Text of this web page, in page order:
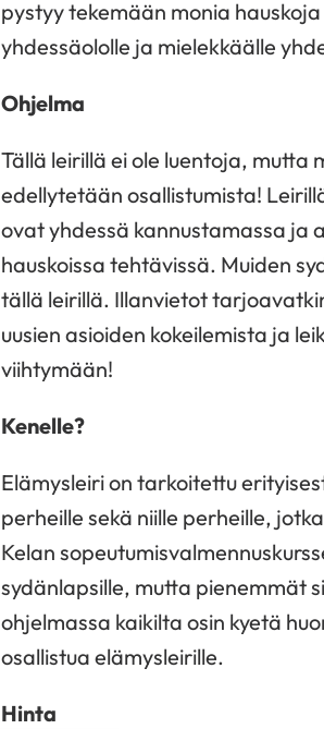
pystyy tekemään monia
yhdessäololle ja mielekkäälle
Ohjelma
Tällä leirillä ei ole luentoja,
edellytetään osallistumista!
ovat yhdessä kannustamassa ja
hauskoissa tehtävissä. Muiden
tällä leirillä. Illanvietot
uusien asioiden kokeilemista ja
viihtymään!
Kenelle?
Elämysleiri on tarkoitettu
perheille sekä niille perheille,
Kelan
sydänlapsille, mutta pienemmät
ohjelmassa kaikilta osin kyetä
osallistua elämysleirille.
Hinta